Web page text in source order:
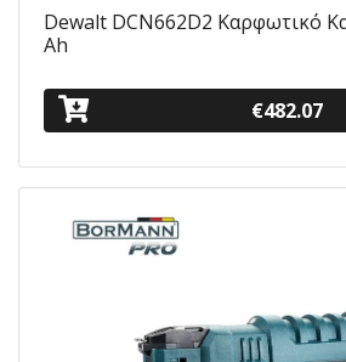
Dewalt DCN662D2 Καρφωτικό
Ah
€482.07